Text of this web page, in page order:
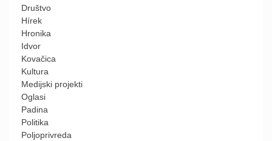
Društvo
Hírek
Hronika
Idvor
Kovačica
Kultura
Medijski projekti
Oglasi
Padina
Politika
Poljoprivreda